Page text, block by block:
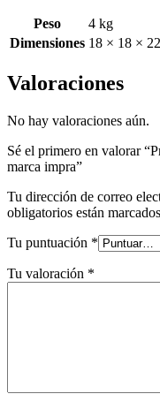
Peso
4 kg
Dimensiones 18 × 18 ×
Valoraciones
No hay valoraciones aún.
Sé el primero en valorar
marca impra”
Tu dirección de correo
obligatorios están
Tu puntuación *
Tu valoración *